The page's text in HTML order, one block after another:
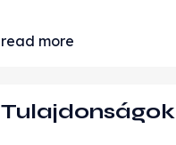
read more
Tulajdonságok